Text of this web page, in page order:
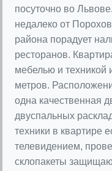
посуточно во
недалеко от
района порадует
ресторанов.
мебелью и
метров.
одна качественная
двуспальных
техники в квартире
телевидением,
склопакеты